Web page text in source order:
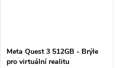
Meta Quest 3 512GB - Brýle
pro virtuální realitu